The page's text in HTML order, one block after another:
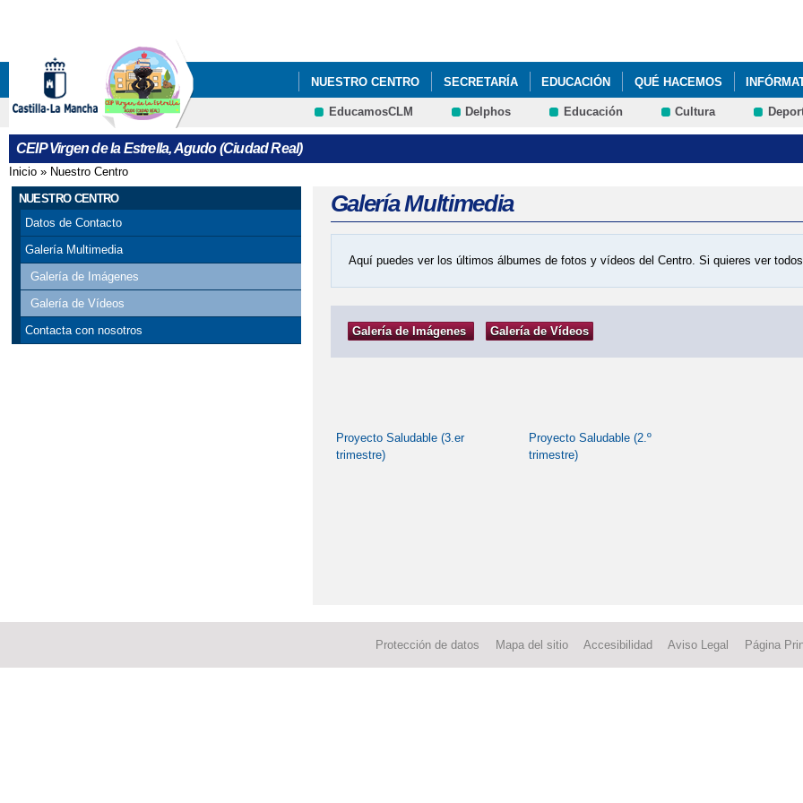
NUESTRO CENTRO SECRETARÍA EDUCACIÓN QUÉ HACEMOS
EducamosCLM Delphos Educación Cultura
CEIP Virgen de la Estrella, Agudo (Ciudad Real)
Se encuentra usted aquí
Inicio » Nuestro Centro
NUESTRO CENTRO
Datos de Contacto
Galería Multimedia
Galería de Imágenes
Galería de Vídeos
Contacta con nosotros
Galería Multimedia
Aquí puedes ver los últimos álbumes de fotos y vídeos del Centro. Si quieres ver
Galería de Imágenes Galería de Vídeos
Proyecto Saludable (3.er
trimestre)
Proyecto Saludable (2.º
trimestre)
Protección de datos Mapa del sitio Accesibilidad Aviso Legal Página